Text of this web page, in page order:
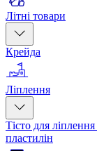
Літні товари
Крейда
Ліплення
Тісто для ліплення
пластилін